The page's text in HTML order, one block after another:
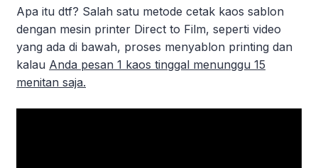
Apa itu dtf? Salah satu metode cetak kaos sablon
dengan mesin printer Direct to Film, seperti video
yang ada di bawah, proses menyablon printing dan
kalau Anda pesan 1 kaos tinggal menunggu 15
menitan saja.